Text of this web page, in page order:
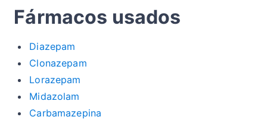
Fármacos usados
Diazepam
Clonazepam
Lorazepam
Midazolam
Carbamazepina